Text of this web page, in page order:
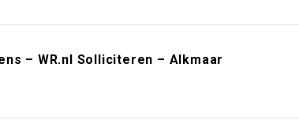
– WR.nl Solliciteren – Alkmaar